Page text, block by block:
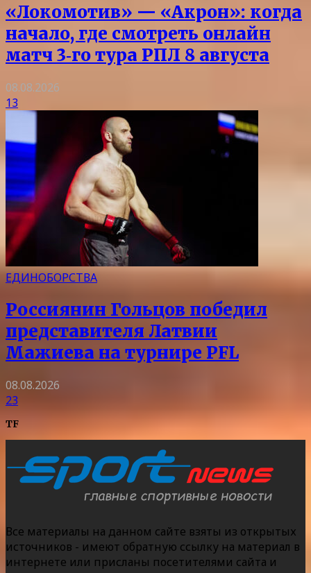
«Локомотив» — «Акрон»: когда
начало, где смотреть онлайн
матч 3‑го тура РПЛ 8 августа
08.08.2026
13
ЕДИНОБОРСТВА
Россиянин Гольцов победил
представителя Латвии
Мажиева на турнире PFL
08.08.2026
23
TF
Все материалы на данном сайте взяты из открытых
источников - имеют обратную ссылку на материал в
интернете или присланы посетителями сайта и